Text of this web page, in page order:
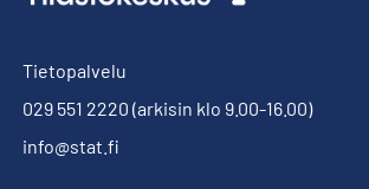
Tietopalvelu
029 551 2220 (arkisin klo 9.00-16.00)
info@stat.fi